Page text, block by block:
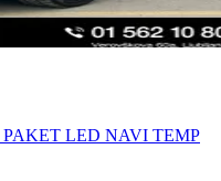
PAKET LED NAVI TEMP